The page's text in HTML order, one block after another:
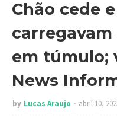
Chão cede
em túmulo;
News
by Lucas Araujo abril 10,